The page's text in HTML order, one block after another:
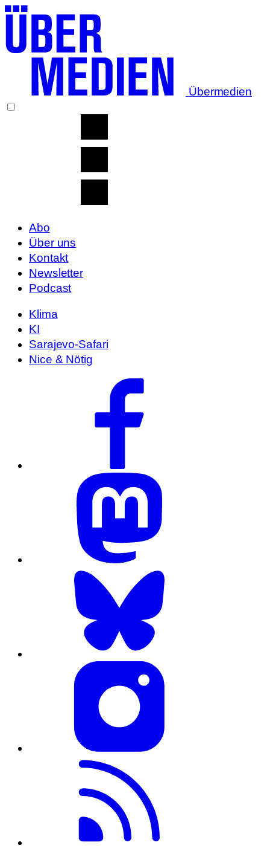
Übermedien
Abo
Über uns
Kontakt
Newsletter
Podcast
Klima
KI
Sarajevo-Safari
Nice & Nötig